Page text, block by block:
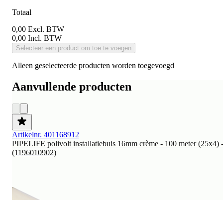
Totaal
0,00 Excl. BTW
0,00 Incl. BTW
Selecteer een product om toe te voegen
Alleen geselecteerde producten worden toegevoegd
Aanvullende producten
Artikelnr. 401168912
PIPELIFE polivolt installatiebuis 16mm crème - 100 meter (25x4) -
(1196010902)